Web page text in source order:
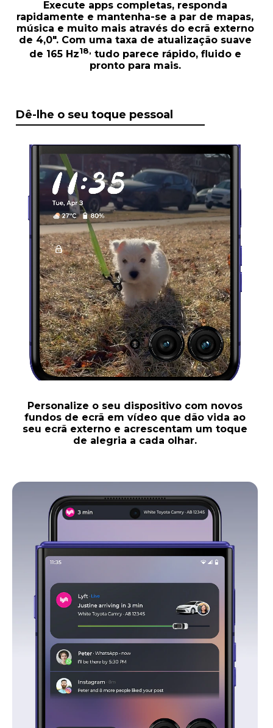
Execute apps completas, responda
rapidamente e mantenha-se a par de mapas,
música e muito mais através do ecrã externo
de 4,0". Com uma taxa de atualização suave
de 165 Hz18, tudo parece rápido, fluido e
pronto para mais.
Dê-lhe o seu toque pessoal
Personalize o seu dispositivo com novos
fundos de ecrã em vídeo que dão vida ao
seu ecrã externo e acrescentam um toque
de alegria a cada olhar.